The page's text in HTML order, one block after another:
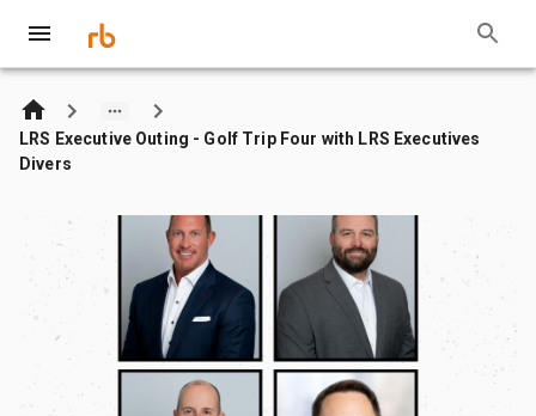
LRS Executive Outing - Golf Trip Four with LRS Executives
Divers